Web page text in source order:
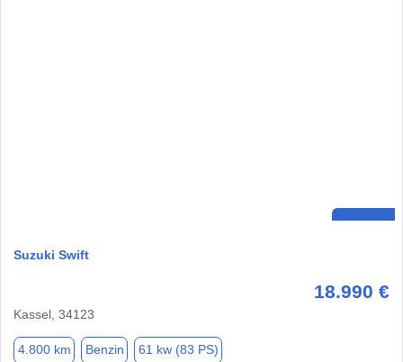
Suzuki Swift
18.990 €
Kassel, 34123
4.800 km Benzin 61 kw (83 PS)